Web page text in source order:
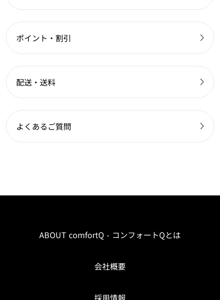
ポイント・割引
配送・送料
よくあるご質問
ABOUT comfortQ - コンフォートQとは
会社概要
採用情報